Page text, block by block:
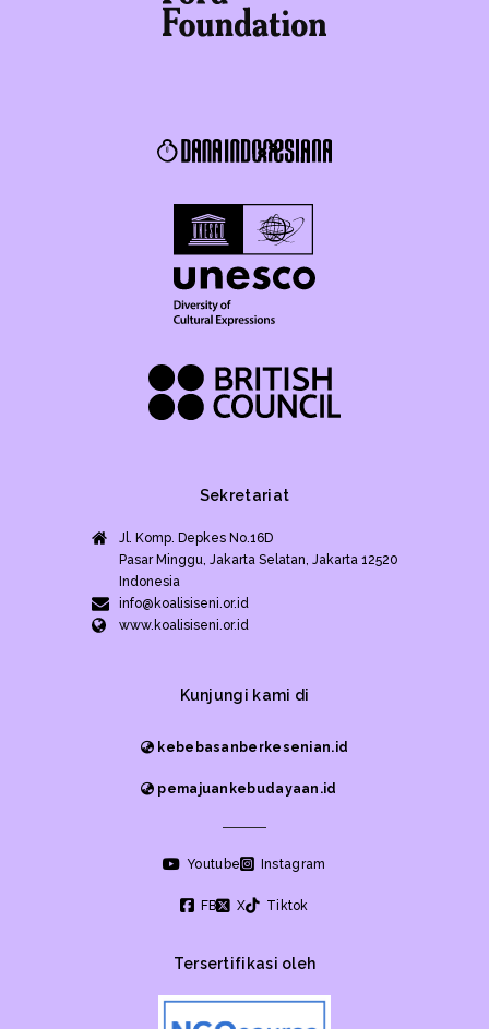
Sekretariat
Jl. Komp. Depkes No.16D
Pasar Minggu, Jakarta Selatan, Jakarta 12520
Indonesia
info@koalisiseni.or.id
www.koalisiseni.or.id
Kunjungi kami di
kebebasanberkesenian.id
pemajuankebudayaan.id
Youtube Instagram
FB X Tiktok
Tersertifikasi oleh